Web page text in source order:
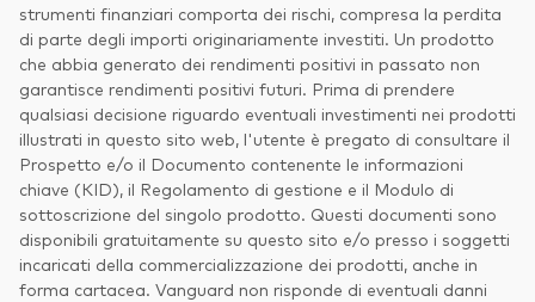
strumenti finanziari comporta dei rischi, compresa la perdita
di parte degli importi originariamente investiti. Un prodotto
che abbia generato dei rendimenti positivi in passato non
garantisce rendimenti positivi futuri. Prima di prendere
qualsiasi decisione riguardo eventuali investimenti nei prodotti
illustrati in questo sito web, l'utente è pregato di consultare il
Prospetto e/o il Documento contenente le informazioni
chiave (KID), il Regolamento di gestione e il Modulo di
sottoscrizione del singolo prodotto. Questi documenti sono
disponibili gratuitamente su questo sito e/o presso i soggetti
incaricati della commercializzazione dei prodotti, anche in
forma cartacea. Vanguard non risponde di eventuali danni